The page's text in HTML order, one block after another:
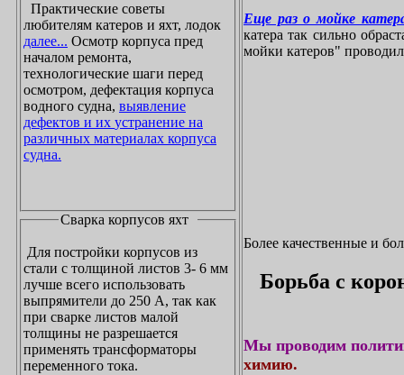
Практические советы
любителям катеров и яхт, лодок
далее... Осмотр корпуса пред
началом ремонта,
технологические шаги перед
осмотром, дефектация корпуса
водного судна, выявление
дефектов и их устранение на
различных материалах корпуса
судна.
Сварка корпусов яхт
Для постройки корпусов из
стали с толщиной листов 3- 6 мм
лучше всего использовать
выпрямители до 250 А, так как
при сварке листов малой
толщины не разрешается
применять трансформаторы
переменного тока.
Еще раз о мойке
катера так сильно
мойки катеров"
Более качественные и
Борьба с
Мы проводим
химию.